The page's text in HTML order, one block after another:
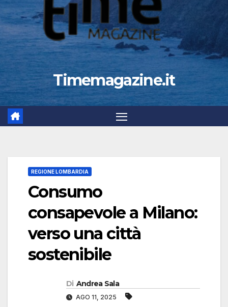
Timemagazine.it
REGIONE LOMBARDIA
Consumo
consapevole a Milano:
verso una città
sostenibile
Di Andrea Sala
AGO 11, 2025